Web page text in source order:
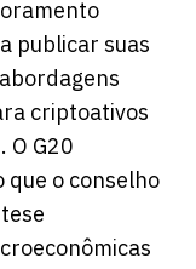
publicar suas
criptoativos
O G20
o conselho